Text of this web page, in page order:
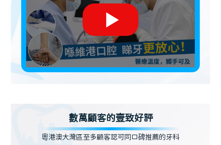
數萬顧客的壹致好評
粵港澳大灣區至多顧客認可同口碑推薦的牙科